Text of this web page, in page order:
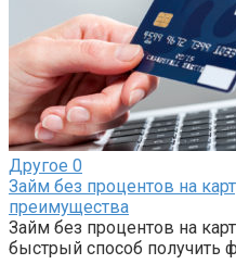
Другое 0
Займ без процентов на
преимущества
Займ без процентов на
быстрый способ получить